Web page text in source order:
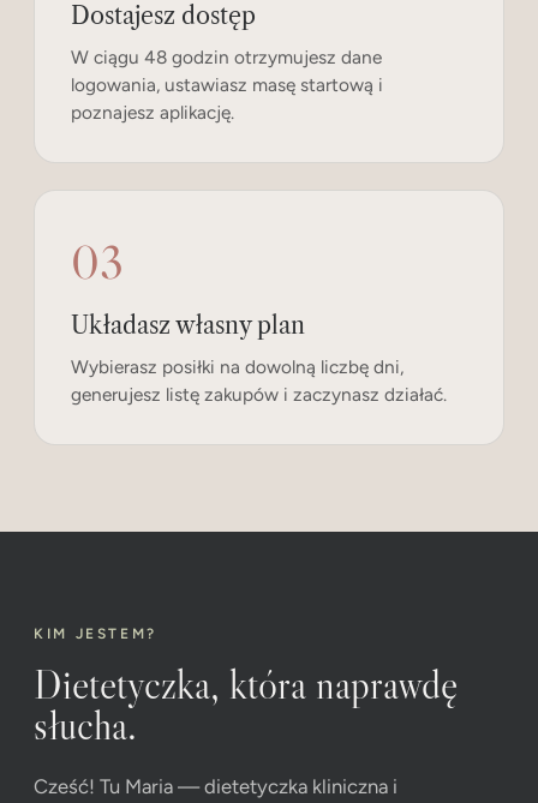
Dostajesz dostęp
W ciągu 48 godzin otrzymujesz dane
logowania, ustawiasz masę startową i
poznajesz aplikację.
03
Układasz własny plan
Wybierasz posiłki na dowolną liczbę dni,
generujesz listę zakupów i zaczynasz działać.
KIM JESTEM?
Dietetyczka, która naprawdę
słucha.
Cześć! Tu Maria — dietetyczka kliniczna i